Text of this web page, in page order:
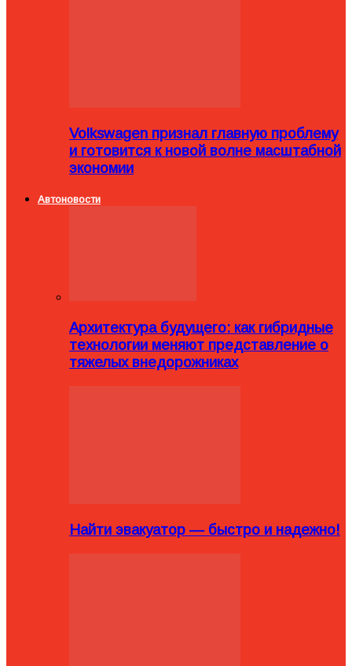
Volkswagen признал главную проблему
и готовится к новой волне масштабной
экономии
Автоновости
Архитектура будущего: как гибридные
технологии меняют представление о
тяжелых внедорожниках
Найти эвакуатор — быстро и надежно!